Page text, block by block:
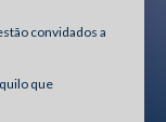
convidados a
que